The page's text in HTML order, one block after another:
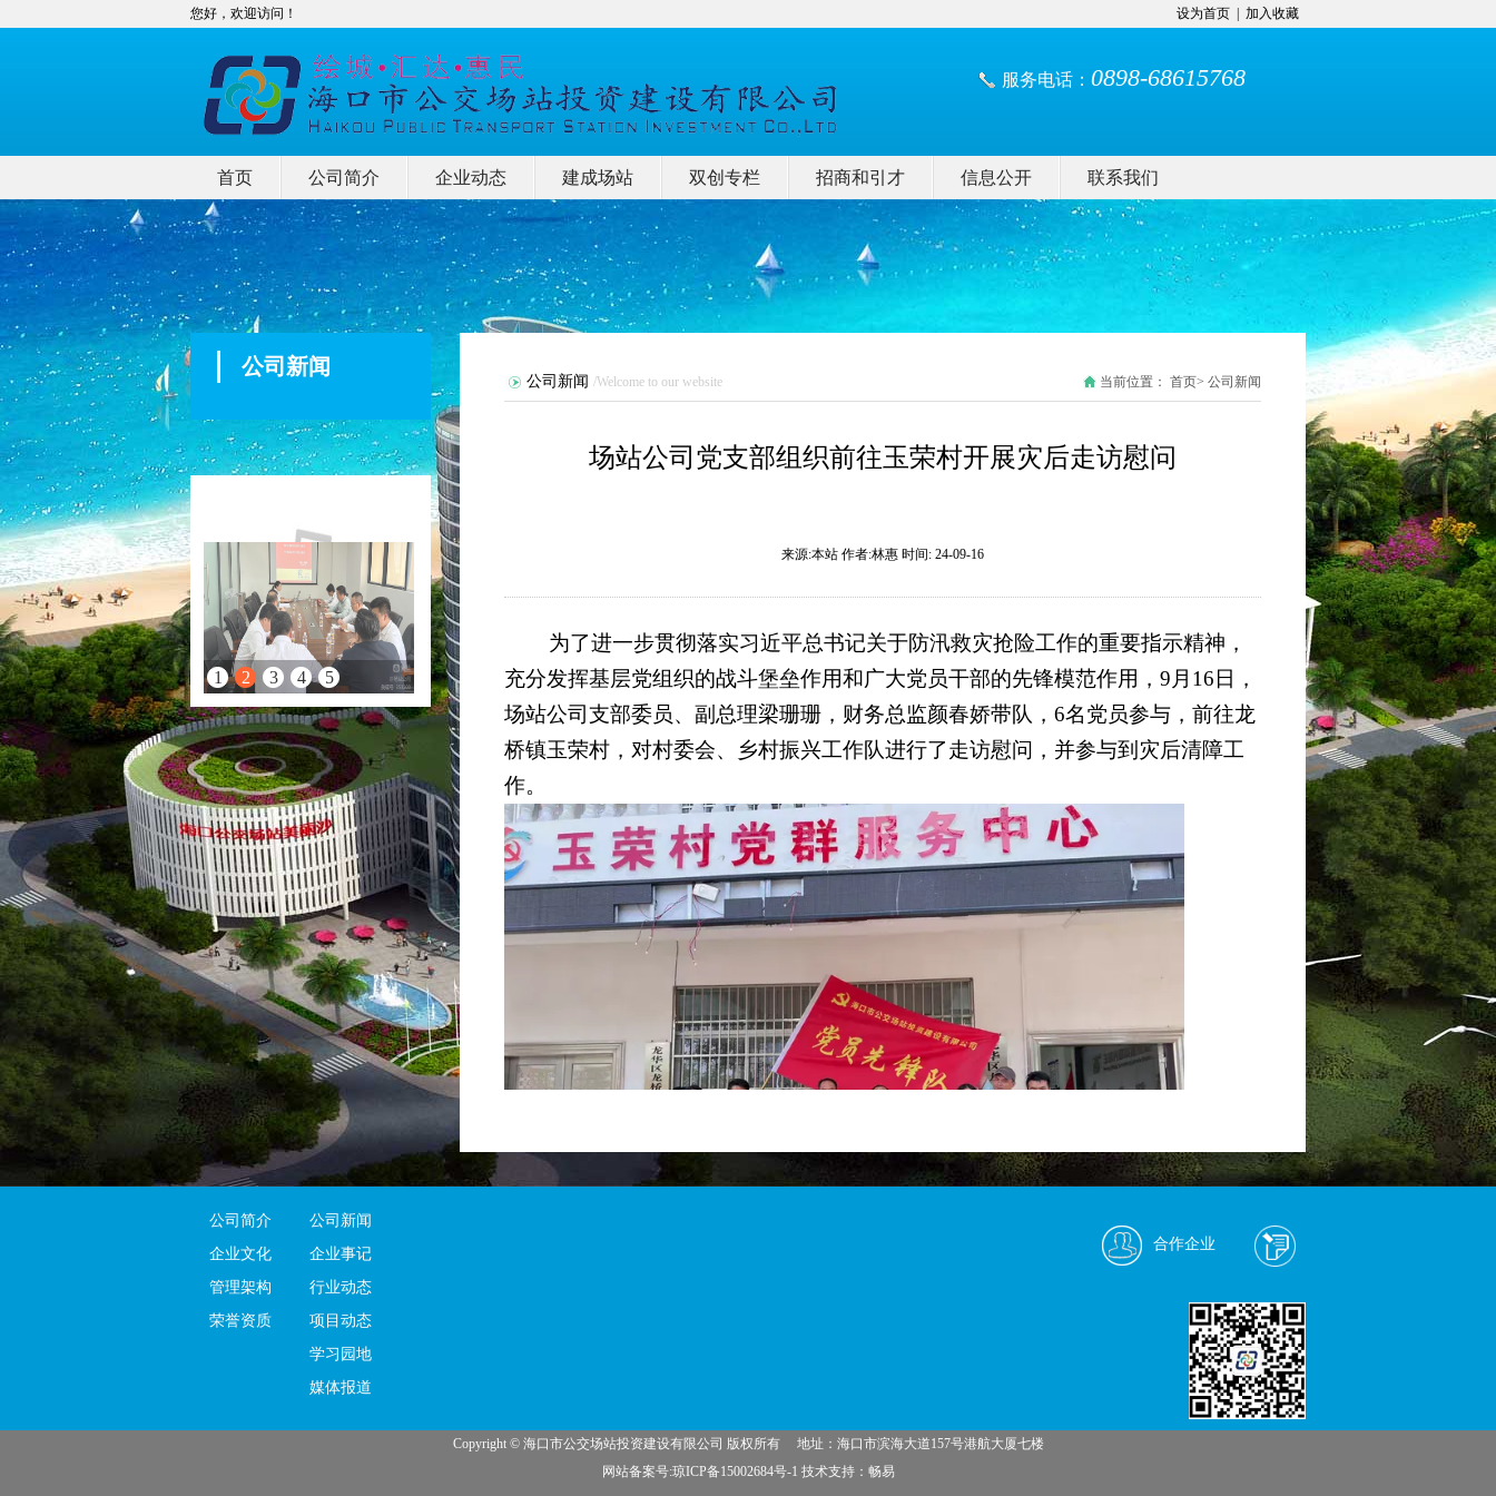
您好，欢迎访问！ 设为首页 加入收藏
服务电话： 0898-68615768
首页 公司简介 企业动态 建成场站 双创专栏 招商和引才 信息公开 联系我们
公司新闻
1 2 3 4 5
公司新闻 /Welcome to our website 当前位置： 首页> 公司新闻
场站公司党支部组织前往玉荣村开展灾后走访慰问
来源:本站 作者:林惠 时间: 24-09-16
为了进一步贯彻落实习近平总书记关于防汛救灾抢险工作的重要指示精神，
充分发挥基层党组织的战斗堡垒作用和广大党员干部的先锋模范作用，9月16日，
场站公司支部委员、副总理梁珊珊，财务总监颜春娇带队，6名党员参与，前往龙
桥镇玉荣村，对村委会、乡村振兴工作队进行了走访慰问，并参与到灾后清障工
作。
在玉荣村委会，慰问组同志与村支部书记、乡村振兴工作队员进行了深入的
交流和座谈。他们了解灾情对村民生活的影响，以及目前自救工作的具体进展和
遇到的困难。通过这次交流，慰问组能够更精准地把握村里的需求，为后续的支
援工作提供了明确的方向。
在实地考察了灾情后，党员们迅速行动起来，拿起工具，投入到了紧张的清
公司简介
企业文化
管理架构
荣誉资质
公司新闻
企业事记
行业动态
项目动态
学习园地
媒体报道
合作企业
Copyright © 海口市公交场站投资建设有限公司 版权所有
地址：海口市滨海大道157号港航大厦七楼
网站备案号:琼ICP备15002684号-1 技术支持： 畅易